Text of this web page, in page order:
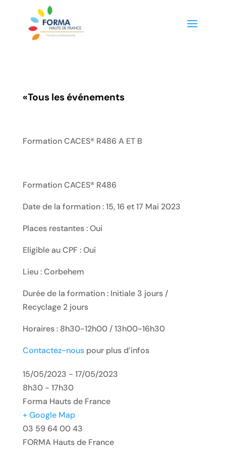
«Tous les événements
Formation CACES® R486 A ET B
Formation CACES® R486
Date de la formation : 15, 16 et 17 Mai 2023
Places restantes : Oui
Eligible au CPF : Oui
Lieu : Corbehem
Durée de la formation : Initiale 3 jours /
Recyclage 2 jours
Horaires : 8h30-12h00 / 13h00-16h30
Contactez-nouspour plus d’infos
15/05/2023 - 17/05/2023
8h30 - 17h30
Forma Hauts de France
+ Google Map
03 59 64 00 43
FORMA Hauts de France